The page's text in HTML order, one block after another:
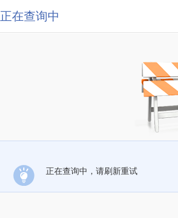
正在查询中
正在查询中，请刷新重试